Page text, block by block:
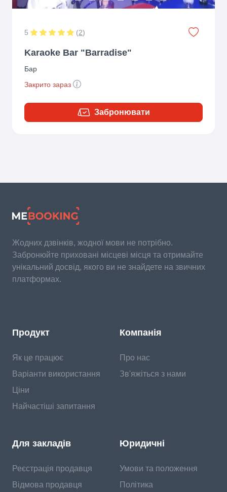
5 (2)
Karaoke Bar "Barradise"
Бар
Закрито зараз
Забронювати
Жодних дзвінків, жодної мови не потрібно.
Забронюйте приховані місцеві місця та отримайте
унікальний досвід, якого ви не знайдете на звичних
платформах.
Продукт
Як це працює
Варіанти використання
Ціни
Найчастіші запитання
Компанія
Про нас
Зв'яжіться з нами
Для закладів
Реєстрація продавця
Відмова продавця
Юридичні
Умови та положення
Політика